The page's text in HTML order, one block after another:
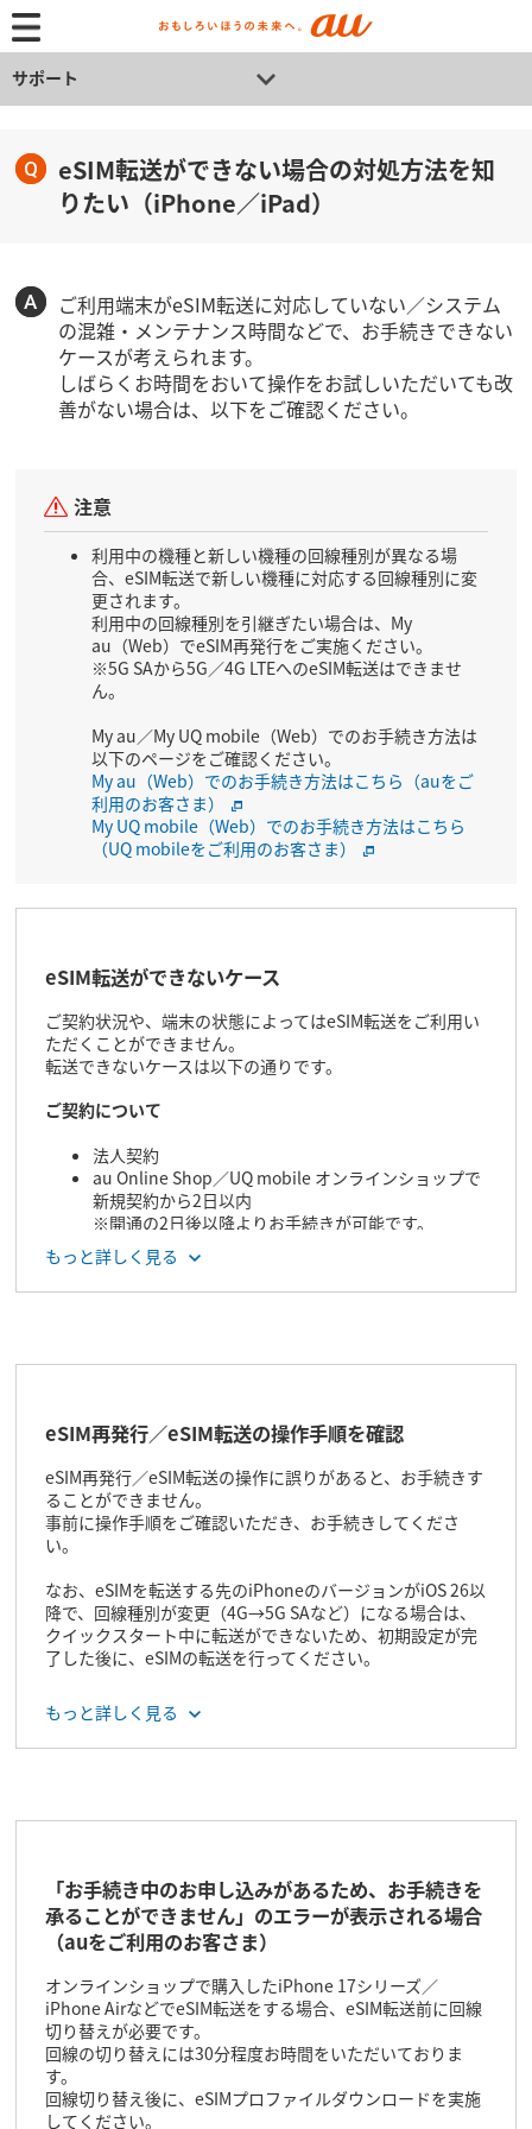
サポート
eSIM転送ができない場合の対処方法を知
りたい（iPhone／iPad）
ご利用端末がeSIM転送に対応していない／システム
の混雑・メンテナンス時間などで、お手続きできない
ケースが考えられます。
しばらくお時間をおいて操作をお試しいただいても改
善がない場合は、以下をご確認ください。
注意
利用中の機種と新しい機種の回線種別が異なる場
合、eSIM転送で新しい機種に対応する回線種別に変
更されます。
利用中の回線種別を引継ぎたい場合は、My
au（Web）でeSIM再発行をご実施ください。
※5G SAから5G／4G LTEへのeSIM転送はできませ
ん。
My au／My UQ mobile（Web）でのお手続き方法は
以下のページをご確認ください。
My au（Web）でのお手続き方法はこちら（auをご
利用のお客さま）
My UQ mobile（Web）でのお手続き方法はこちら
（UQ mobileをご利用のお客さま）
eSIM転送ができないケース
ご契約状況や、端末の状態によってはeSIM転送をご利用い
ただくことができません。
転送できないケースは以下の通りです。
ご契約について
法人契約
au Online Shop／UQ mobile オンラインショップで
新規契約から2日以内
※開通の2日後以降よりお手続きが可能です。
ご契約回線のお支払方法が「窓口払い」
※口座振替、クレジットカード払いのいずれかにご
変更後、翌日以降からお手続きが可能です。
Wi-Fiに接続されていない
※iPhone 17シリーズ／iPhone Air以外の機種の場
合、Wi-Fi接続が必要です。
iPhone／iPad間でのeSIM転送
転送元／転送先がいずれも「iOS 16」または
他社で購入したiPhoneをご利用で、SIMロック解除
を行っていない
eSIM転送に対応していない端末
※5G SA契約中で、転送したい機種が5G SAに非対応
の場合、eSIM転送はご利用いただけません。
うかは、動作確認端末一覧をご確認ください。
もっと詳しく見る
eSIM再発行／eSIM転送の操作手順を確認
eSIM再発行／eSIM転送の操作に誤りがあると、お手続きす
ることができません。
事前に操作手順をご確認いただき、お手続きしてくださ
い。
なお、eSIMを転送する先のiPhoneのバージョンがiOS 26以
降で、回線種別が変更（4G→5G SAなど）になる場合は、
クイックスタート中に転送ができないため、初期設定が完
了した後に、eSIMの転送を行ってください。
auをご利用のお客さま
以下のページで操作手順をご確認ください。
以下のページで操作手順をご確認ください。
eSIM再発行／eSIM転送のお手続きはこちら
（「お手続き
方法」をご確認ください。）
もっと詳しく見る
「お手続き中のお申し込みがあるため、お手続きを
承ることができません」のエラーが表示される場合
（auをご利用のお客さま）
オンラインショップで購入したiPhone 17シリーズ／
iPhone AirなどでeSIM転送をする場合、eSIM転送前に回線
切り替えが必要です。
回線の切り替えには30分程度お時間をいただいておりま
す。
回線切り替え後に、eSIMプロファイルダウンロードを実施
してください。